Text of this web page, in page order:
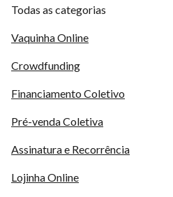
Todas as categorias
Vaquinha Online
Crowdfunding
Financiamento Coletivo
Pré-venda Coletiva
Assinatura e Recorrência
Lojinha Online